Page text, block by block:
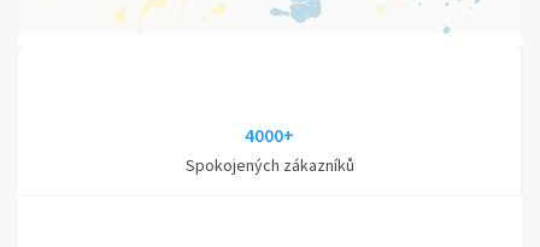
4000+
Spokojených zákazníků